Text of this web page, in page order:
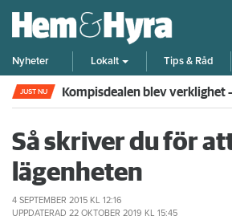
Nyheter Lokalt Tips & Råd
JUST NU Kompisdealen blev
Så skriver du för
lägenheten
4 SEPTEMBER 2015 KL 12:16
UPPDATERAD 22 OKTOBER 2019 KL 15:45